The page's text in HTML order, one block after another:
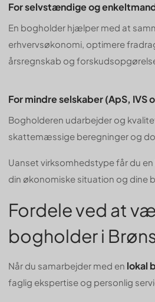
For selvstændige og
En bogholder hjælper med at
erhvervsøkonomi, optimere
årsregnskab og
For mindre selskaber (ApS, IVS
Bogholderen udarbejder og
skattemæssige beregninger og
Uanset virksomhedstype får du
din økonomiske situation og dine
Fordele ved at
bogholder i
Når du samarbejder med en lokal
faglig ekspertise og personlig